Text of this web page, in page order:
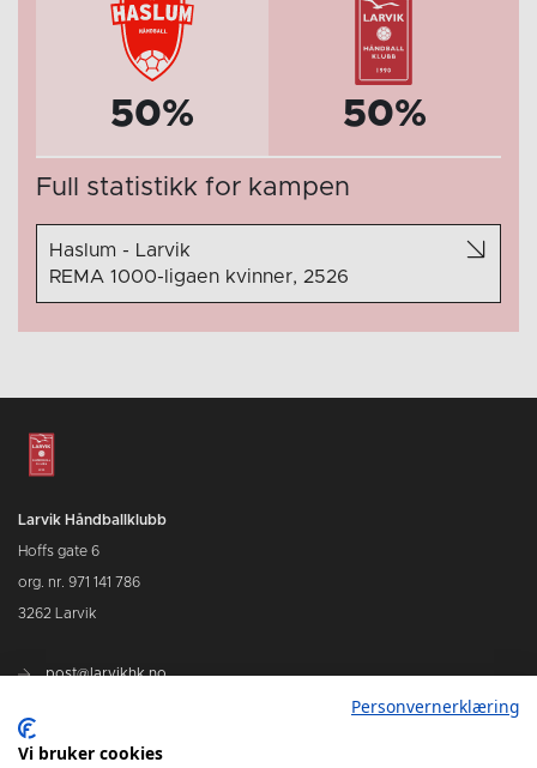
50% 50%
Full statistikk for kampen
Haslum - Larvik
REMA 1000-ligaen kvinner, 2526
Larvik Håndballklubb
Hoffs gate 6
org. nr. 971 141 786
3262 Larvik
post@larvikhk.no
Personvernerklæring
Vi bruker cookies